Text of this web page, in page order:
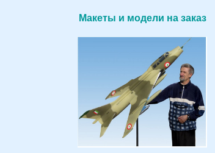
Макеты и модели на заказ